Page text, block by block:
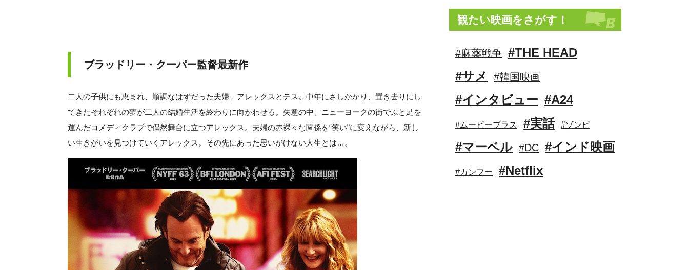
ブラッドリー・クーパー監督最新作
二人の子供にも恵まれ、順調なはずだった夫婦、アレックスとテス。中年にさしかかり、置き去りにし
てきたそれぞれの夢が二人の結婚生活を終わりに向かわせる。失意の中、ニューヨークの街でふと足を
運んだコメディクラブで偶然舞台に立つアレックス。夫婦の赤裸々な関係を“笑い”に変えながら、新し
い生きがいを見つけていくアレックス。その先にあった思いがけない人生とは…。
観たい映画をさがす！
#麻薬戦争 #THE HEAD
#サメ
#韓国映画
#インタビュー #A24
#ムービープラス #実話 #ゾンビ
#マーベル #DC #インド映画
#カンフー #Netflix